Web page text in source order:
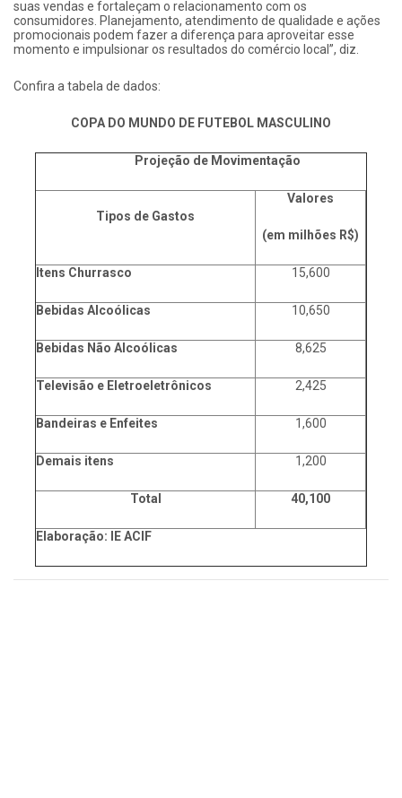
suas vendas e fortaleçam o relacionamento com os
consumidores. Planejamento, atendimento de qualidade e ações
promocionais podem fazer a diferença para aproveitar esse
momento e impulsionar os resultados do comércio local”, diz.
Confira a tabela de dados:
COPA DO MUNDO DE FUTEBOL MASCULINO
Projeção de Movimentação
Tipos de Gastos
Valores
(em milhões R$)
Itens Churrasco 15,600
Bebidas Alcoólicas 10,650
Bebidas Não Alcoólicas 8,625
Televisão e Eletroeletrônicos 2,425
Bandeiras e Enfeites 1,600
Demais itens 1,200
Total 40,100
Elaboração: IE ACIF